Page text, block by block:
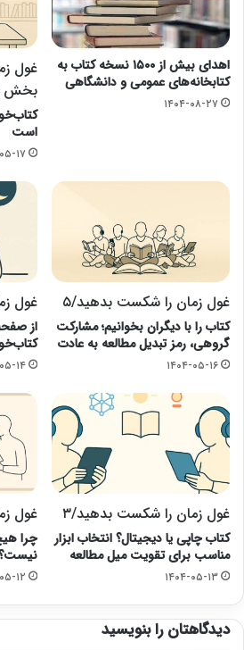
اهدای بیش از ۱۵۰۰ نسخه کتاب به
کتابخانه‌های عمومی و دانشگاهی
۱۴۰۴-۰۸-۲۷
غول
بخش
است
غول زمان را شکست بدهید/۵
کتاب را با دیگران بخوانیم؛ مشارکت
گروهی، رمز تبدیل مطالعه به عادت
۱۴۰۴-۰۵-۱۶
غول
از
غول زمان را شکست بدهید/۳
کتاب چاپی یا دیجیتال؟ انتخاب ابزار
مناسب برای تقویت میل مطالعه
۱۴۰۴-۰۵-۱۳
غول
چرا
دیدگاهتان را بنویسید